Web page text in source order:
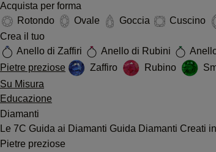
Acquista per forma
Rotondo
Ovale Goccia Cuscino
Crea il tuo
Anello di Zaffiri
Anello di Rubini
Pietre preziose
Zaffiro Rubino
Su Misura
Educazione
Diamanti
Le 7C Guida ai Diamanti Guida Diamanti Creati
Pietre preziose